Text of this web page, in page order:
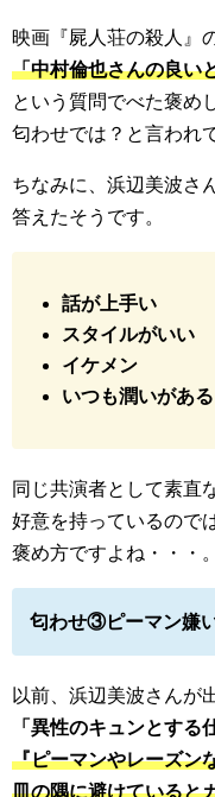
映画『屍人荘の殺人』
「中村倫也さんの良い
という質問でべた褒め
匂わせでは？と言われ
ちなみに、浜辺美波さ
答えたそうです。
話が上手い
スタイルがいい
イケメン
いつも潤いがある
同じ共演者として素直
好意を持っているので
褒め方ですよね・・・。
匂わせ③ピーマン嫌
以前、浜辺美波さんが
「異性のキュンとする
『ピーマンやレーズン
皿の隅に避けていると